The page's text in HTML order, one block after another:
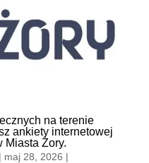
na terenie
ankiety internetowej
Miasta Żory.
| maj 28, 2026 |